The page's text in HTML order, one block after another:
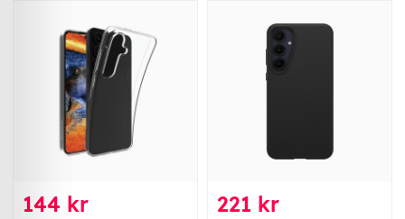
144 kr 221 kr